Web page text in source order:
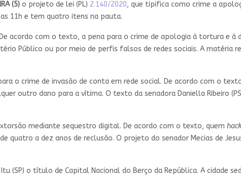
(5) o projeto de lei (PL) 2.140/2020, que tipifica como crime a
11h e tem quatro itens na pauta.
acordo com o texto, a pena para o crime de apologia à tortura e à
Público ou por meio de perfis falsos de redes sociais. A matéria
o crime de invasão de conta em rede social. De acordo com o
outro dano para a vítima. O texto da senadora Daniella Ribeiro
mediante sequestro digital. De acordo com o texto, quem
a dez anos de reclusão. O projeto do senador Mecias de
(SP) o título de Capital Nacional do Berço da República. A cidade